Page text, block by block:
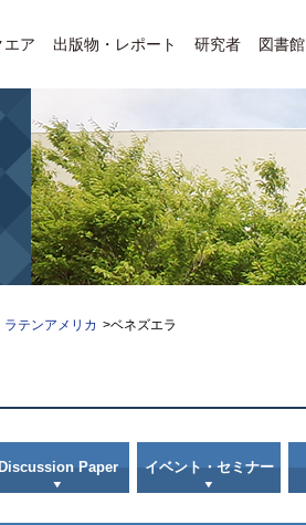
エア 出版物・レポート 研究者 図書館
ラテンアメリカ >ベネズエラ
Paper イベント・セミナー